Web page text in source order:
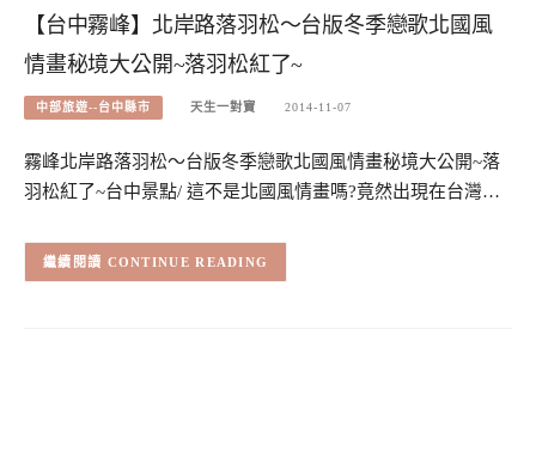
【台中霧峰】北岸路落羽松～台版冬季戀歌北國風
情畫秘境大公開~落羽松紅了~
中部旅遊--台中縣市 天生一對寶 2014-11-07
霧峰北岸路落羽松～台版冬季戀歌北國風情畫秘境大公開~落
羽松紅了~台中景點/ 這不是北國風情畫嗎?竟然出現在台灣…
CONTINUE READING